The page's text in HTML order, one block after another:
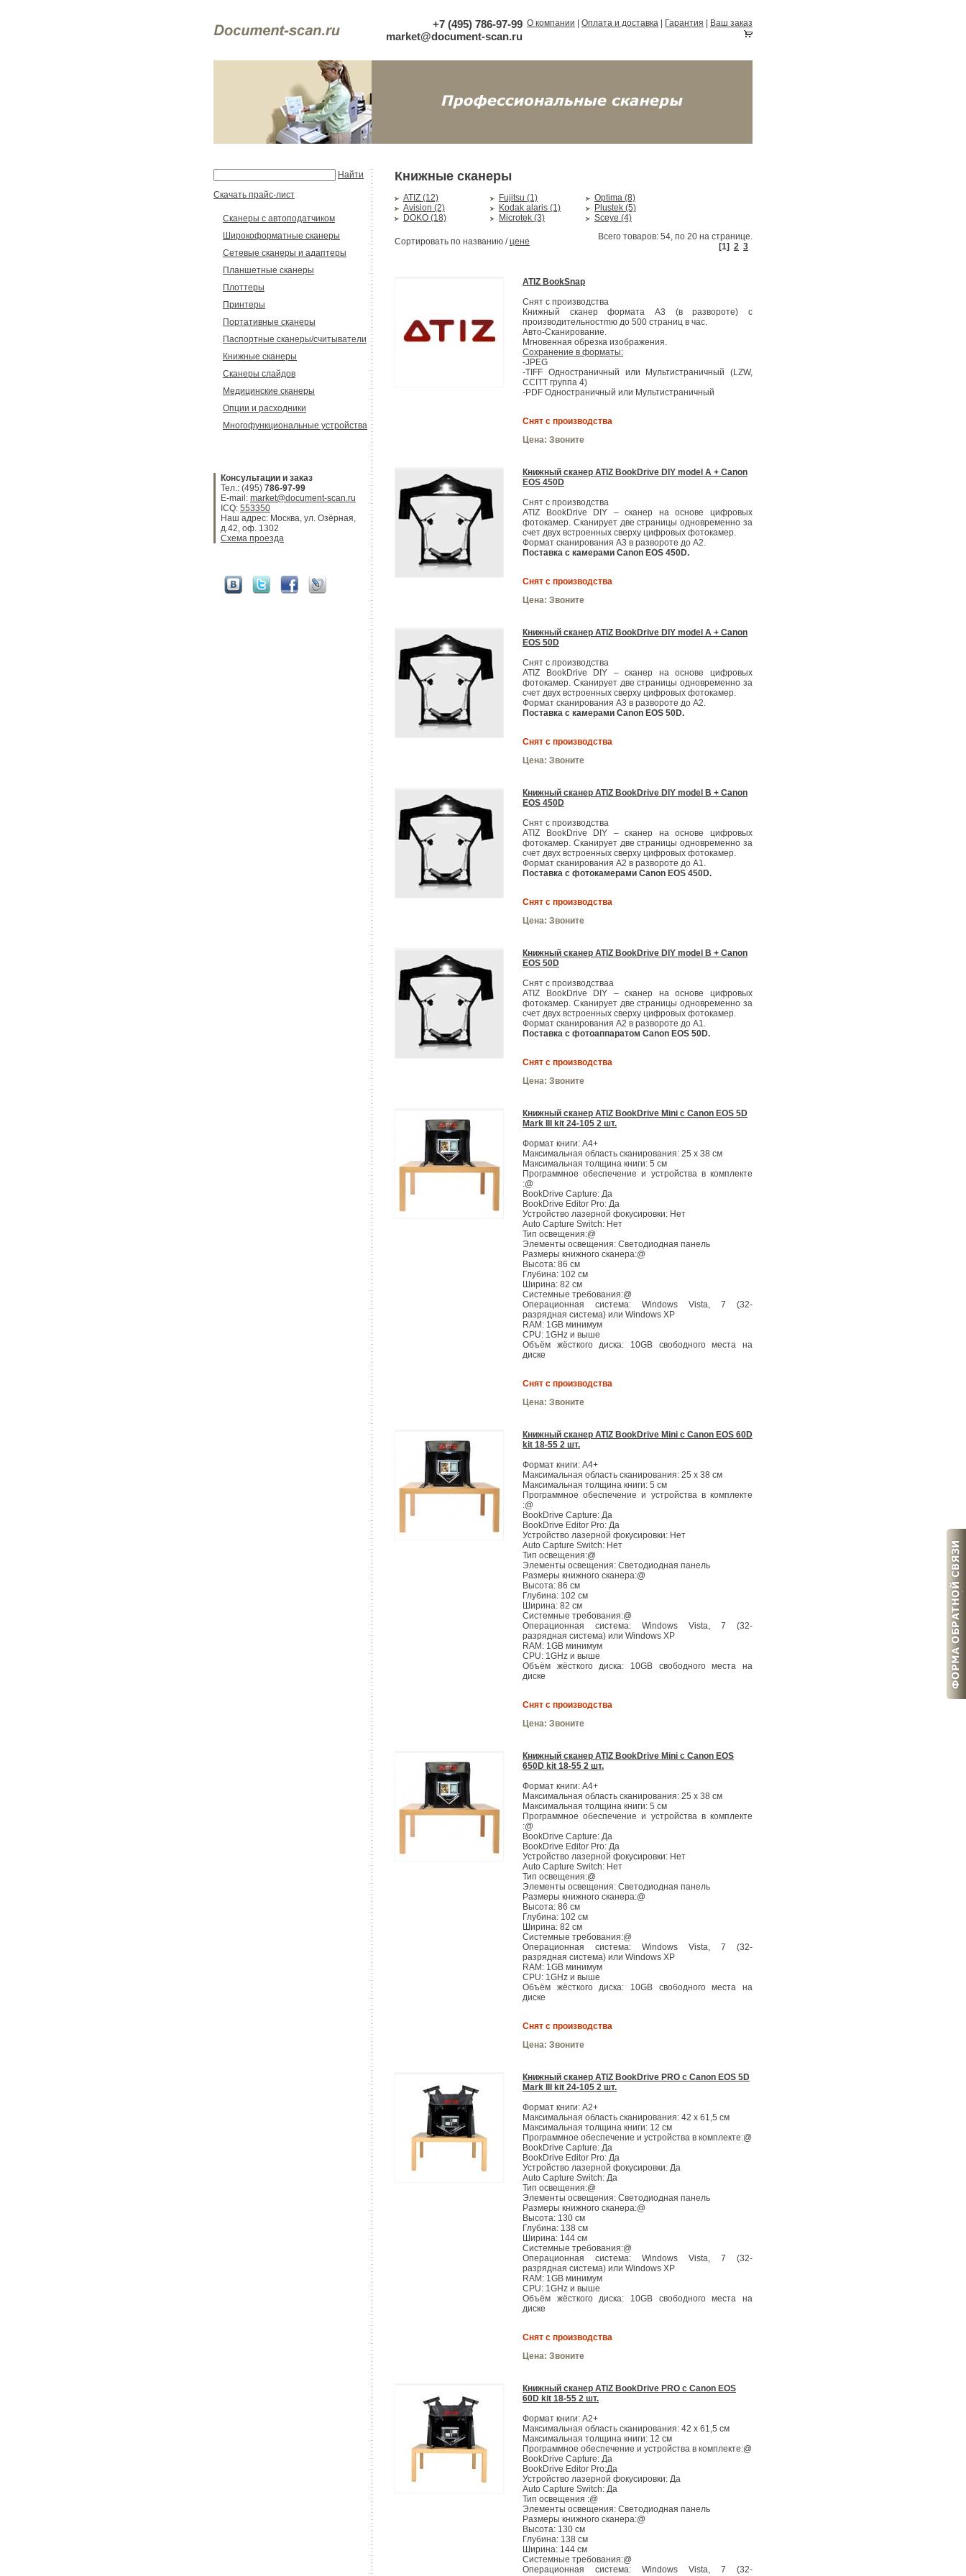
+7 (495) 786-97-99
market@document-scan.ru
О компании Оплата и доставка Гарантия Ваш заказ
Найти
Скачать прайс-лист
Сканеры с автоподатчиком
Широкоформатные сканеры
Сетевые сканеры и адаптеры
Планшетные сканеры
Плоттеры
Принтеры
Портативные сканеры
Паспортные сканеры/считыватели
Книжные сканеры
Сканеры слайдов
Медицинские сканеры
Опции и расходники
Многофункциональные устройства
Консультации и заказ
Тел.: (495) 786-97-99
E-mail: market@document-scan.ru
ICQ: 553350
Наш адрес: Москва, ул. Озёрная,
д.42, оф. 1302
Схема проезда
Книжные сканеры
ATIZ (12)
Avision (2)
DOKO (18)
Fujitsu (1)
Kodak alaris (1)
Microtek (3)
Optima (8)
Plustek (5)
Sceye (4)
Сортировать по названию /цене
Всего товаров: 54, по 20 на странице.
[1] 2 3
ATIZ BookSnap
Снят с производства
Книжный сканер формата А3 (в развороте) с
производительностmю до 500 страниц в час.
Авто-Сканирование.
Мгновенная обрезка изображения.
Сохранение в форматы:
-JPEG
-TIFF Одностраничный или Мультистраничный (LZW,
CCITT группа 4)
-PDF Одностраничный или Мультистраничный
Снят с производства
Цена: Звоните
Книжный сканер ATIZ BookDrive DIY model A + Canon
EOS 450D
Снят с производства
ATIZ BookDrive DIY – сканер на основе цифровых
фотокамер. Cканирует две страницы одновременно за
счет двух встроенных сверху цифровых фотокамер.
Формат сканирования А3 в развороте до А2.
Поставка с камерами Canon EOS 450D.
Снят с производства
Цена: Звоните
Книжный сканер ATIZ BookDrive DIY model A + Canon
EOS 50D
Снят с производства
ATIZ BookDrive DIY – сканер на основе цифровых
фотокамер. Cканирует две страницы одновременно за
счет двух встроенных сверху цифровых фотокамер.
Формат сканирования А3 в развороте до А2.
Поставка с камерами Canon EOS 50D.
Снят с производства
Цена: Звоните
Книжный сканер ATIZ BookDrive DIY model B + Canon
EOS 450D
Снят с производства
ATIZ BookDrive DIY – сканер на основе цифровых
фотокамер. Cканирует две страницы одновременно за
счет двух встроенных сверху цифровых фотокамер.
Формат сканирования А2 в развороте до А1.
Поставка с фотокамерами Canon EOS 450D.
Снят с производства
Цена: Звоните
Книжный сканер ATIZ BookDrive DIY model B + Canon
EOS 50D
Снят с производстваа
ATIZ BookDrive DIY – сканер на основе цифровых
фотокамер. Cканирует две страницы одновременно за
счет двух встроенных сверху цифровых фотокамер.
Формат сканирования А2 в развороте до А1.
Поставка с фотоаппаратом Canon EOS 50D.
Снят с производства
Цена: Звоните
Книжный сканер ATIZ BookDrive Mini с Canon EOS 5D
Mark III kit 24-105 2 шт.
Формат книги: А4+
Максимальная область сканирования: 25 х 38 см
Максимальная толщина книги: 5 см
Программное обеспечение и устройства в комплекте
:@
BookDrive Capture: Да
BookDrive Editor Pro: Да
Устройство лазерной фокусировки: Нет
Auto Capture Switch: Нет
Тип освещения:@
Элементы освещения: Светодиодная панель
Размеры книжного сканера:@
Высота: 86 см
Глубина: 102 см
Ширина: 82 см
Системные требования:@
Операционная система: Windows Vista, 7 (32-
разрядная система) или Windows XP
RAM: 1GB минимум
CPU: 1GHz и выше
Объём жёсткого диска: 10GB свободного места на
диске
Снят с производства
Цена: Звоните
Книжный сканер ATIZ BookDrive Mini с Canon EOS 60D
kit 18-55 2 шт.
Формат книги: А4+
Максимальная область сканирования: 25 х 38 см
Максимальная толщина книги: 5 см
Программное обеспечение и устройства в комплекте
:@
BookDrive Capture: Да
BookDrive Editor Pro: Да
Устройство лазерной фокусировки: Нет
Auto Capture Switch: Нет
Тип освещения:@
Элементы освещения: Светодиодная панель
Размеры книжного сканера:@
Высота: 86 см
Глубина: 102 см
Ширина: 82 см
Системные требования:@
Операционная система: Windows Vista, 7 (32-
разрядная система) или Windows XP
RAM: 1GB минимум
CPU: 1GHz и выше
Объём жёсткого диска: 10GB свободного места на
диске
Снят с производства
Цена: Звоните
Книжный сканер ATIZ BookDrive Mini с Canon EOS
650D kit 18-55 2 шт.
Формат книги: А4+
Максимальная область сканирования: 25 х 38 см
Максимальная толщина книги: 5 см
Программное обеспечение и устройства в комплекте
:@
BookDrive Capture: Да
BookDrive Editor Pro: Да
Устройство лазерной фокусировки: Нет
Auto Capture Switch: Нет
Тип освещения:@
Элементы освещения: Светодиодная панель
Размеры книжного сканера:@
Высота: 86 см
Глубина: 102 см
Ширина: 82 см
Системные требования:@
Операционная система: Windows Vista, 7 (32-
разрядная система) или Windows XP
RAM: 1GB минимум
CPU: 1GHz и выше
Объём жёсткого диска: 10GB свободного места на
диске
Снят с производства
Цена: Звоните
Книжный сканер ATIZ BookDrive PRO с Canon EOS 5D
Mark III kit 24-105 2 шт.
Формат книги: А2+
Максимальная область сканирования: 42 х 61,5 см
Максимальная толщина книги: 12 см
Программное обеспечение и устройства в комплекте:@
BookDrive Capture: Да
BookDrive Editor Pro: Да
Устройство лазерной фокусировки: Да
Auto Capture Switch: Да
Тип освещения:@
Элементы освещения: Светодиодная панель
Размеры книжного сканера:@
Высота: 130 см
Глубина: 138 см
Ширина: 144 см
Системные требования:@
Операционная система: Windows Vista, 7 (32-
разрядная система) или Windows XP
RAM: 1GB минимум
CPU: 1GHz и выше
Объём жёсткого диска: 10GB свободного места на
диске
Снят с производства
Цена: Звоните
Книжный сканер ATIZ BookDrive PRO с Canon EOS
60D kit 18-55 2 шт.
Формат книги: А2+
Максимальная область сканирования: 42 х 61,5 см
Максимальная толщина книги: 12 см
Программное обеспечение и устройства в комплекте:@
BookDrive Capture: Да
BookDrive Editor Pro:Да
Устройство лазерной фокусировки: Да
Auto Capture Switch: Да
Тип освещения :@
Элементы освещения: Светодиодная панель
Размеры книжного сканера:@
Высота: 130 см
Глубина: 138 см
Ширина: 144 см
Системные требования:@
Операционная система: Windows Vista, 7 (32-